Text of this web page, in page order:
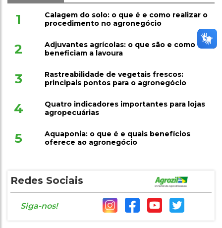
1
Calagem do solo: o que é e como realizar o
procedimento no agronegócio
2
Adjuvantes agrícolas: o que são e como
beneficiam a lavoura
3
Rastreabilidade de vegetais frescos:
principais pontos para o agronegócio
4
Quatro indicadores importantes para lojas
agropecuárias
5
Aquaponia: o que é e quais benefícios
oferece ao agronegócio
Redes Sociais
Siga-nos!